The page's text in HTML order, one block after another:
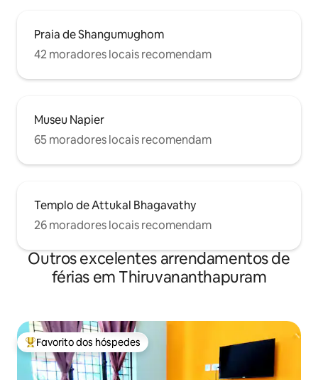
Praia de Shangumughom
42 moradores locais recomendam
Museu Napier
65 moradores locais recomendam
Templo de Attukal Bhagavathy
26 moradores locais recomendam
Outros excelentes arrendamentos de
férias em Thiruvananthapuram
Favoritos dos hóspedes mais apreciados
Favorito dos hóspedes